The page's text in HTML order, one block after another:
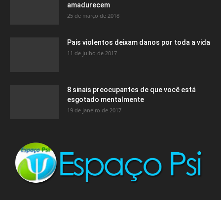
amadurecem
25 de março de 2018
Pais violentos deixam danos por toda a vida
11 de julho de 2017
8 sinais preocupantes de que você está
esgotado mentalmente
19 de janeiro de 2017